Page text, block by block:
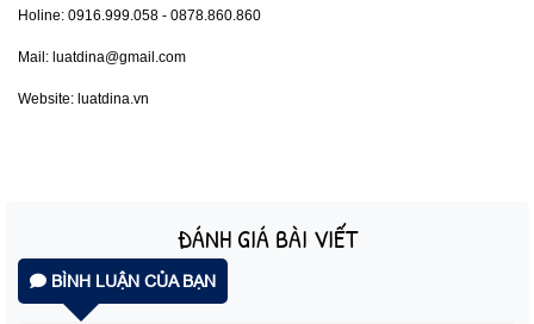
Holine: 0916.999.058 - 0878.860.860
Mail: luatdina@gmail.com
Website: luatdina.vn
ĐÁNH GIÁ BÀI VIẾT
BÌNH LUẬN CỦA BẠN